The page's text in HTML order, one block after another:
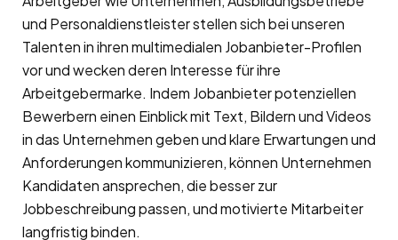
und Personaldienstleister stellen sich bei unseren
Talenten in ihren multimedialen Jobanbieter-Profilen
vor und wecken deren Interesse für ihre
Arbeitgebermarke. Indem Jobanbieter potenziellen
Bewerbern einen Einblick mit Text, Bildern und Videos
in das Unternehmen geben und klare Erwartungen und
Anforderungen kommunizieren, können Unternehmen
Kandidaten ansprechen, die besser zur
Jobbeschreibung passen, und motivierte Mitarbeiter
langfristig binden.